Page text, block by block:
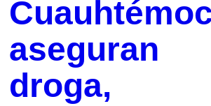
aseguran
droga,